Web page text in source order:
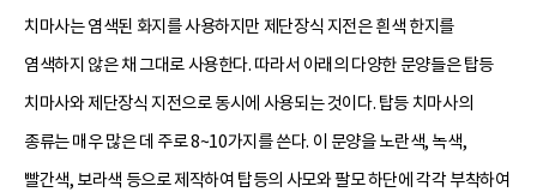
치마사는 염색된 화지를 사용하지만 제단장식 지전은 흰색 한지를
염색하지 않은 채 그대로 사용한다. 따라서 아래의 다양한 문양들은 탑등
치마사와 제단장식 지전으로 동시에 사용되는 것이다. 탑등 치마사의
종류는 매우 많은 데 주로 8~10가지를 쓴다. 이 문양을 노란색, 녹색,
빨간색, 보라색 등으로 제작하여 탑등의 사모와 팔모 하단에 각각 부착하여